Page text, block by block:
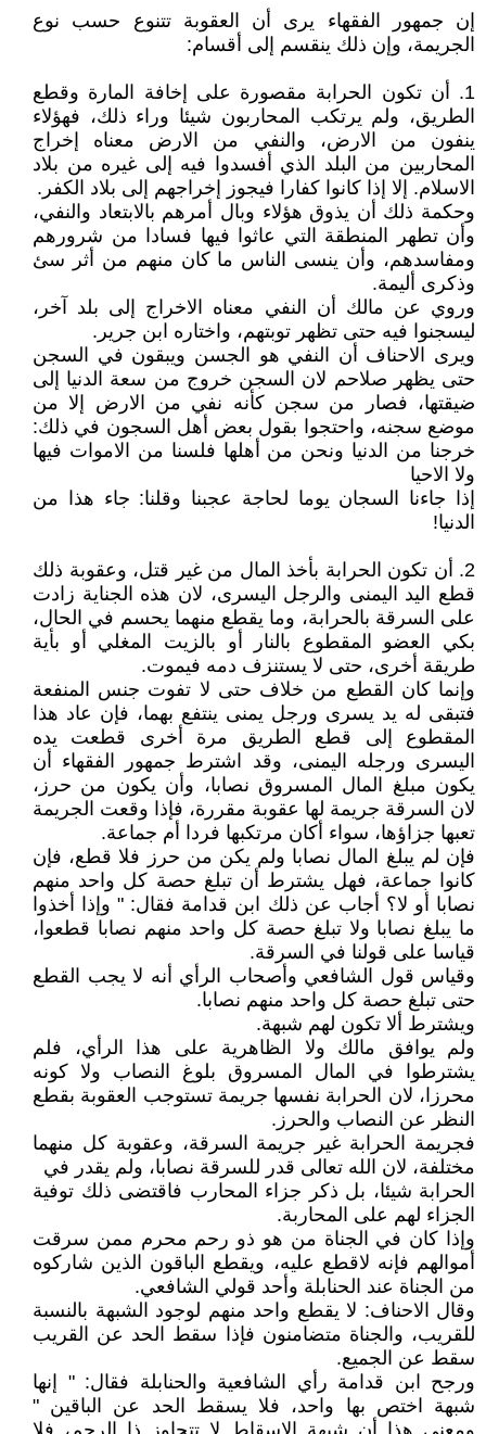
إن جمهور الفقهاء يرى أن العقوبة تتنوع حسب نوع
الجريمة، وإن ذلك ينقسم إلى أقسام:
1. أن تكون الحرابة مقصورة على إخافة المارة وقطع
الطريق، ولم يرتكب المحاربون شيئا وراء ذلك، فهؤلاء
ينفون من الارض، والنفي من الارض معناه إخراج
المحاربين من البلد الذي أفسدوا فيه إلى غيره من بلاد
الاسلام. إلا إذا كانوا كفارا فيجوز إخراجهم إلى بلاد الكفر.
وحكمة ذلك أن يذوق هؤلاء وبال أمرهم بالابتعاد والنفي،
وأن تطهر المنطقة التي عاثوا فيها فسادا من شرورهم
ومفاسدهم، وأن ينسى الناس ما كان منهم من أثر سئ
وذكرى أليمة.
وروي عن مالك أن النفي معناه الاخراج إلى بلد آخر،
ليسجنوا فيه حتى تظهر توبتهم، واختاره ابن جرير.
ويرى الاحناف أن النفي هو الجسن ويبقون في السجن
حتى يظهر صلاحم لان السجن خروج من سعة الدنيا إلى
ضيقتها، فصار من سجن كأنه نفي من الارض إلا من
موضع سجنه، واحتجوا بقول بعض أهل السجون في ذلك:
خرجنا من الدنيا ونحن من أهلها فلسنا من الاموات فيها
ولا الاحيا
إذا جاءنا السجان يوما لحاجة عجبنا وقلنا: جاء هذا من
الدنيا!
2. أن تكون الحرابة بأخذ المال من غير قتل، وعقوبة ذلك
قطع اليد اليمنى والرجل اليسرى، لان هذه الجناية زادت
على السرقة بالحرابة، وما يقطع منهما يحسم في الحال،
بكي العضو المقطوع بالنار أو بالزيت المغلي أو بأية
طريقة أخرى، حتى لا يستنزف دمه فيموت.
وإنما كان القطع من خلاف حتى لا تفوت جنس المنفعة
فتبقى له يد يسرى ورجل يمنى ينتفع بهما، فإن عاد هذا
المقطوع إلى قطع الطريق مرة أخرى قطعت يده
اليسرى ورجله اليمنى، وقد اشترط جمهور الفقهاء أن
يكون مبلغ المال المسروق نصابا، وأن يكون من حرز،
لان السرقة جريمة لها عقوبة مقررة، فإذا وقعت الجريمة
تعبها جزاؤها، سواء أكان مرتكبها فردا أم جماعة.
فإن لم يبلغ المال نصابا ولم يكن من حرز فلا قطع، فإن
كانوا جماعة، فهل يشترط أن تبلغ حصة كل واحد منهم
نصابا أو لا؟ أجاب عن ذلك ابن قدامة فقال: " وإذا أخذوا
ما يبلغ نصابا ولا تبلغ حصة كل واحد منهم نصابا قطعوا،
قياسا على قولنا في السرقة.
وقياس قول الشافعي وأصحاب الرأي أنه لا يجب القطع
حتى تبلغ حصة كل واحد منهم نصابا.
ويشترط ألا تكون لهم شبهة.
ولم يوافق مالك ولا الظاهرية على هذا الرأي، فلم
يشترطوا في المال المسروق بلوغ النصاب ولا كونه
محرزا، لان الحرابة نفسها جريمة تستوجب العقوبة بقطع
النظر عن النصاب والحرز.
فجريمة الحرابة غير جريمة السرقة، وعقوبة كل منهما
مختلفة، لان الله تعالى قدر للسرقة نصابا، ولم يقدر في
الحرابة شيئا، بل ذكر جزاء المحارب فاقتضى ذلك توفية
الجزاء لهم على المحاربة.
وإذا كان في الجناة من هو ذو رحم محرم ممن سرقت
أموالهم فإنه لاقطع عليه، ويقطع الباقون الذين شاركوه
من الجناة عند الحنابلة وأحد قولي الشافعي.
وقال الاحناف: لا يقطع واحد منهم لوجود الشبهة بالنسبة
للقريب، والجناة متضامنون فإذا سقط الحد عن القريب
سقط عن الجميع.
ورجح ابن قدامة رأي الشافعية والحنابلة فقال: " إنها
شبهة اختص بها واحد، فلا يسقط الحد عن الباقين "